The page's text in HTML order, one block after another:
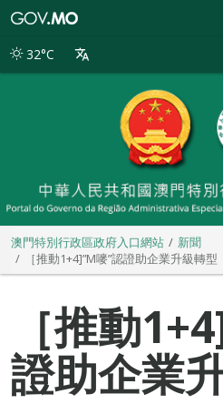
別
32°C
澳門特別行政區政府入口網站
新聞
［推動1+4]”M嘜”認證助企業升級轉型
［推動
證助企業